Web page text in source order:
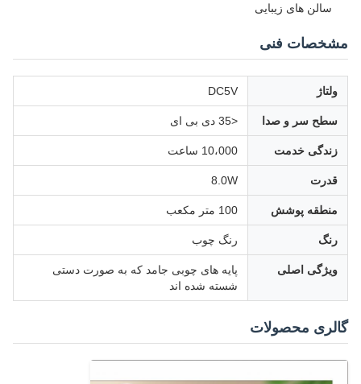
سالن های زیبایی
مشخصات فنی
ولتاژ DC5V
سطح سر و صدا <35 دی بی ای
زندگی خدمت 10،000 ساعت
قدرت 8.0W
منطقه پوشش 100 متر مکعب
رنگ رنگ چوب
ویژگی اصلی
پایه های چوبی جامد که به صورت دستی
شسته شده اند
گالری محصولات